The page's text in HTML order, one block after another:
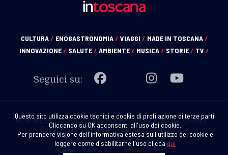
CULTURA/ ENOGASTRONOMIA/ VIAGGI / MADE IN TOSCANA/
INNOVAZIONE/ SALUTE/ AMBIENTE/ MUSICA/ STORIE/ TV /
Seguici su:
Note legali Privacy Redazione Codice etico
Crediti
Copyright
Chi siamo Contatti Archivio
Questo sito utilizza cookie tecnici e cookie di profilazione di terze parti.
Cliccando su OK acconsenti all'uso dei cookie.
Per prendere visione dell'informativa estesa sull'utilizzo dei cookie e
leggere come disabilitarne l'uso clicca qui